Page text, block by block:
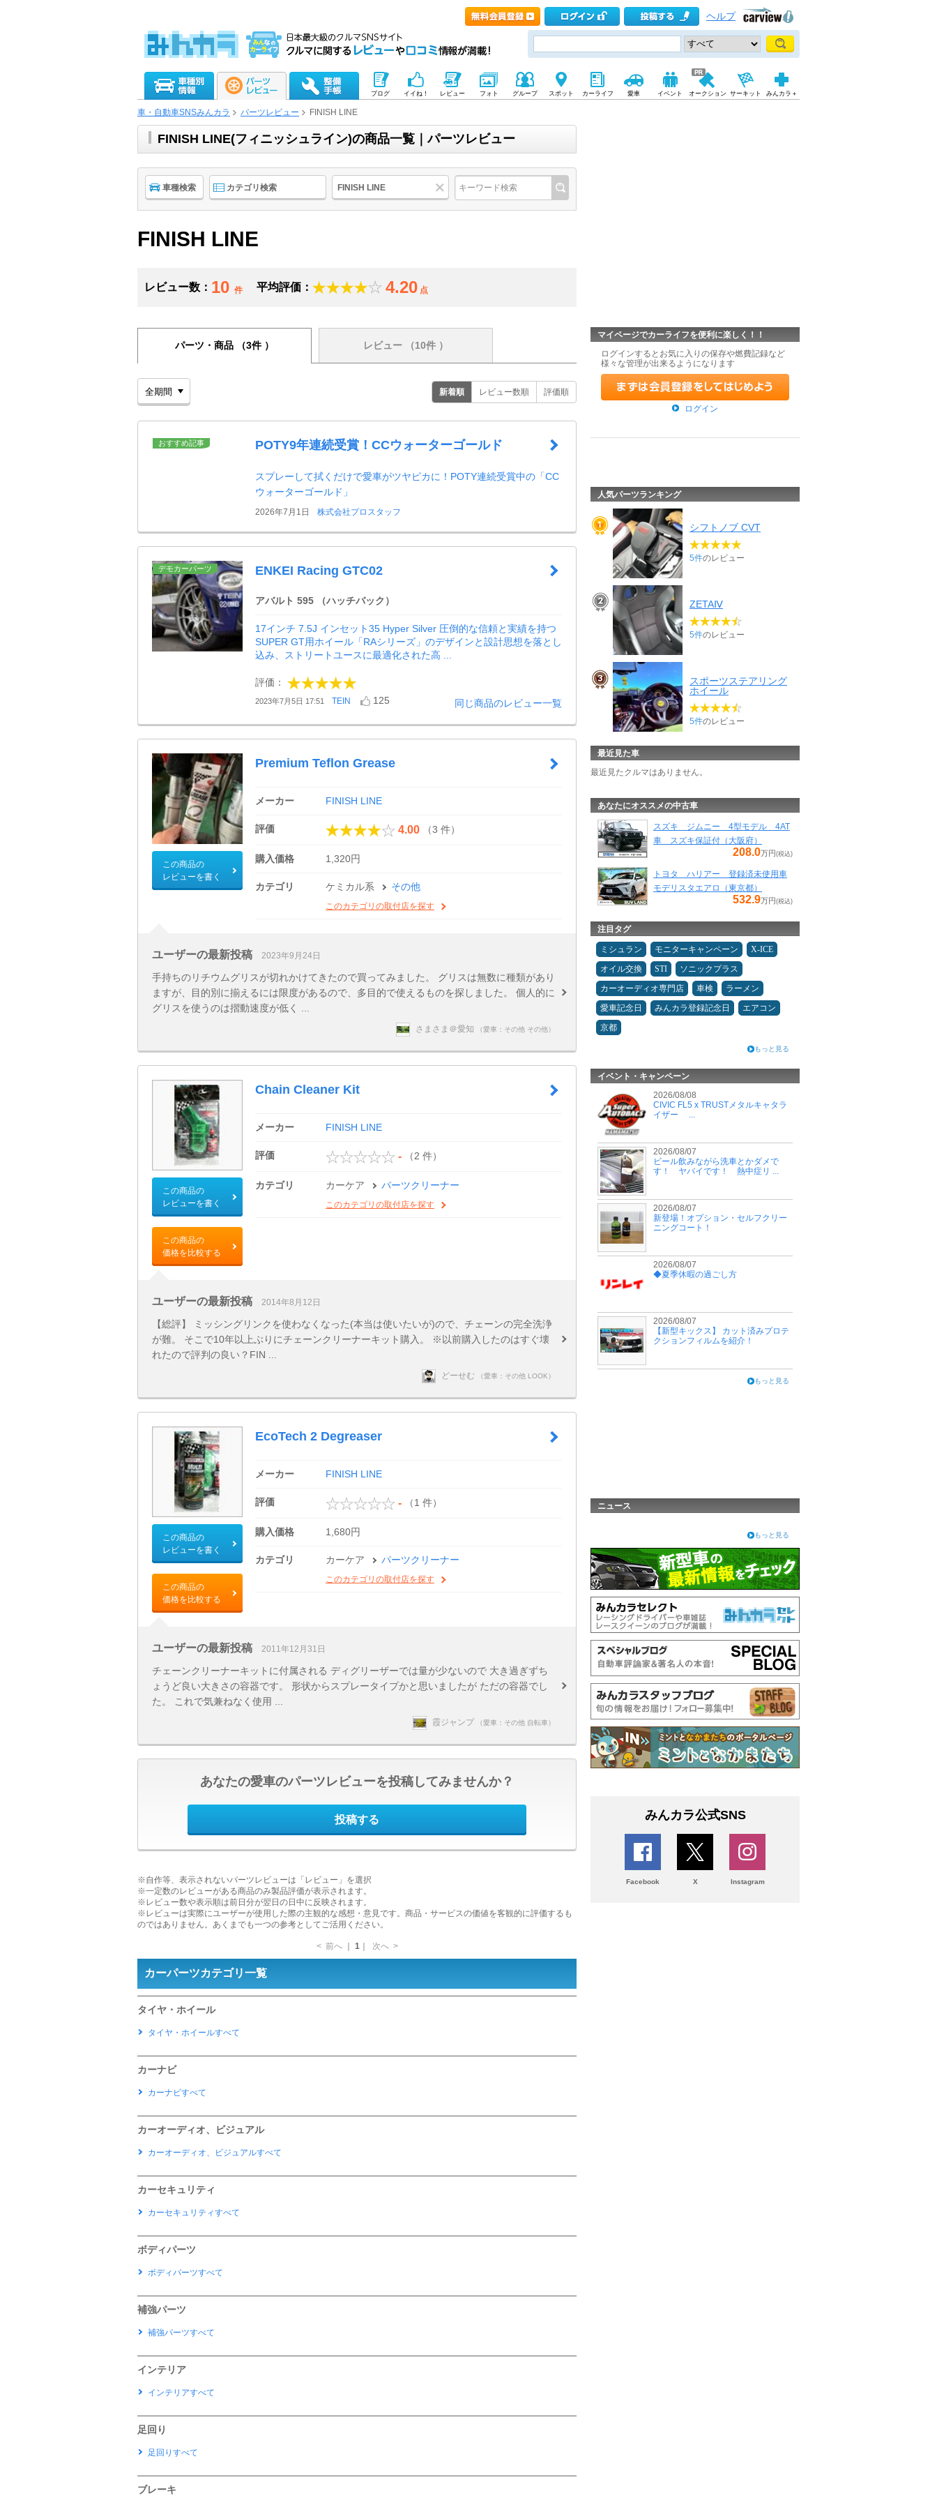
ヘルプ
ブログ イイね！ レビュー フォト グループ スポット カーライフ 愛車 イベント オークション サーキット みんカラ＋
車・自動車SNSみんカラ パーツレビュー FINISH LINE
FINISH LINE(フィニッシュライン)の商品一覧｜パーツレビュー
車種検索 カテゴリ検索 FINISH LINE
FINISH LINE
レビュー数： 10 件 平均評価： 4.20 点
パーツ・商品 （3件 ） レビュー （10件 ）
新着順 レビュー数順 評価順
おすすめ記事 POTY9年連続受賞！CCウォーターゴールド
スプレーして拭くだけで愛車がツヤピカに！POTY連続受賞中の「CC
ウォーターゴールド」
2026年7月1日 株式会社プロスタッフ
デモカーパーツ ENKEI Racing GTC02
アバルト 595 （ハッチバック）
17インチ 7.5J インセット35 Hyper Silver 圧倒的な信頼と実績を持つ
SUPER GT用ホイール「RAシリーズ」のデザインと設計思想を落とし
込み、ストリートユースに最適化された高 ...
評価：
2023年7月5日 17:51 TEIN 125 同じ商品のレビュー一覧
この商品の
レビューを書く
Premium Teflon Grease
メーカー FINISH LINE
評価 4.00 （3 件）
購入価格 1,320円
カテゴリ ケミカル系 その他
このカテゴリの取付店を探す
ユーザーの最新投稿 2023年9月24日
手持ちのリチウムグリスが切れかけてきたので買ってみました。 グリスは無数に種類があり
ますが、目的別に揃えるには限度があるので、多目的で使えるものを探しました。 個人的に
グリスを使うのは摺動速度が低く ...
さまさま＠愛知 （愛車：その他 その他）
この商品の
レビューを書く
この商品の
価格を比較する
Chain Cleaner Kit
メーカー FINISH LINE
評価 - （2 件）
カテゴリ カーケア パーツクリーナー
このカテゴリの取付店を探す
ユーザーの最新投稿 2014年8月12日
【総評】 ミッシングリンクを使わなくなった(本当は使いたいが)ので、チェーンの完全洗浄
が難。 そこで10年以上ぶりにチェーンクリーナーキット購入。 ※以前購入したのはすぐ壊
れたので評判の良い？FIN ...
どーせむ （愛車：その他 LOOK）
この商品の
レビューを書く
この商品の
価格を比較する
EcoTech 2 Degreaser
メーカー FINISH LINE
評価 - （1 件）
購入価格 1,680円
カテゴリ カーケア パーツクリーナー
このカテゴリの取付店を探す
ユーザーの最新投稿 2011年12月31日
チェーンクリーナーキットに付属される ディグリーザーでは量が少ないので 大き過ぎずち
ょうど良い大きさの容器です。 形状からスプレータイプかと思いましたが ただの容器でし
た。 これで気兼ねなく使用 ...
霞ジャンプ （愛車：その他 自転車）
あなたの愛車のパーツレビューを投稿してみませんか？
投稿する
※自作等、表示されないパーツレビューは「レビュー」を選択
※一定数のレビューがある商品のみ製品評価が表示されます。
※レビュー数や表示順は前日分が翌日の日中に反映されます。
※レビューは実際にユーザーが使用した際の主観的な感想・意見です。商品・サービスの価値を客観的に評価するも
のではありません。あくまでも一つの参考としてご活用ください。
< 前へ 1｜ 次へ >
カーパーツカテゴリ一覧
タイヤ・ホイール
タイヤ・ホイールすべて
カーナビ
カーナビすべて
カーオーディオ、ビジュアル
カーオーディオ、ビジュアルすべて
カーセキュリティ
カーセキュリティすべて
ボディパーツ
ボディパーツすべて
補強パーツ
補強パーツすべて
インテリア
インテリアすべて
足回り
足回りすべて
ブレーキ
マイページでカーライフを便利に楽しく！！
ログインするとお気に入りの保存や燃費記録など
様々な管理が出来るようになります
ログイン
人気パーツランキング
シフトノブ CVT
5件のレビュー
ZETAⅣ
5件のレビュー
スポーツステアリング
ホイール
5件のレビュー
最近見た車
最近見たクルマはありません。
あなたにオススメの中古車
スズキ ジムニー 4型モデル 4AT
車 スズキ保証付（大阪府）
208.0万円(税込)
トヨタ ハリアー 登録済未使用車
モデリスタエアロ（東京都）
532.9万円(税込)
注目タグ
ミシュラン モニターキャンペーン
X-ICE
オイル交換
STI
ソニックプラス
カーオーディオ専門店
車検
ラーメン
愛車記念日
みんカラ登録記念日
エアコン
京都
もっと見る
イベント・キャンペーン
2026/08/08
CIVIC FL5 x TRUSTメタルキャタラ
イザー ...
2026/08/07
ビール飲みながら洗車とかダメで
す！ ヤバイです！ 熱中症リ ...
2026/08/07
新登場！オプション・セルフクリー
ニングコート！
2026/08/07
◆夏季休暇の過ごし方
2026/08/07
【新型キックス】 カット済みプロテ
クションフィルムを紹介！
もっと見る
ニュース
もっと見る
みんカラ公式SNS
Facebook X Instagram